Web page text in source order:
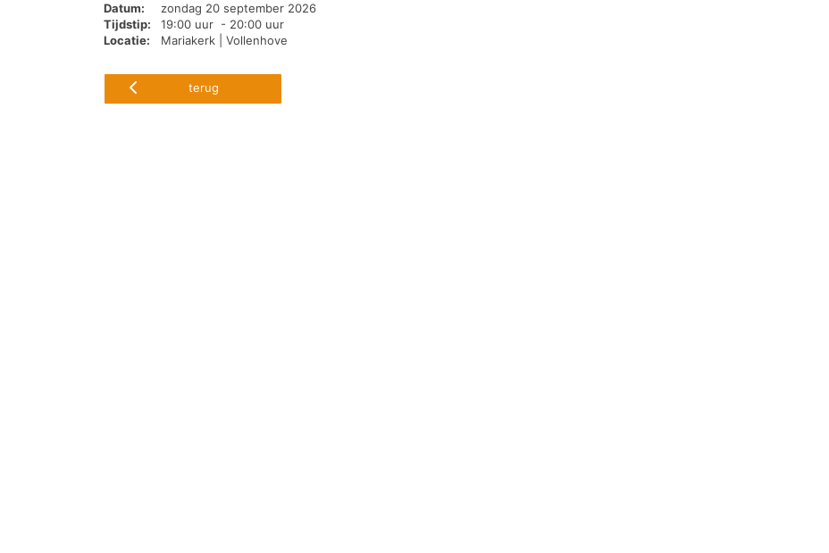
Datum:
zondag 20 september 2026
Tijdstip:
19:00 uur - 20:00 uur
Locatie:
Mariakerk | Vollenhove
terug